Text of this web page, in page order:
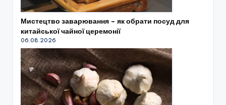
Мистецтво заварювання – як обрати посуд для
китайської чайної церемонії
06.08.2026